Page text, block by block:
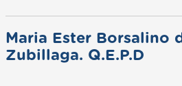
Maria Ester Borsalino
Zubillaga. Q.E.P.D